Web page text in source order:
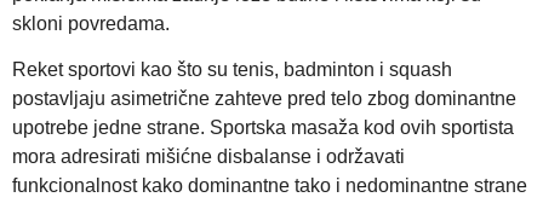
skloni povredama.
Reket sportovi kao što su tenis, badminton i squash
postavljaju asimetrične zahteve pred telo zbog dominantne
upotrebe jedne strane. Sportska masaža kod ovih sportista
mora adresirati mišićne disbalanse i održavati
funkcionalnost kako dominantne tako i nedominantne strane